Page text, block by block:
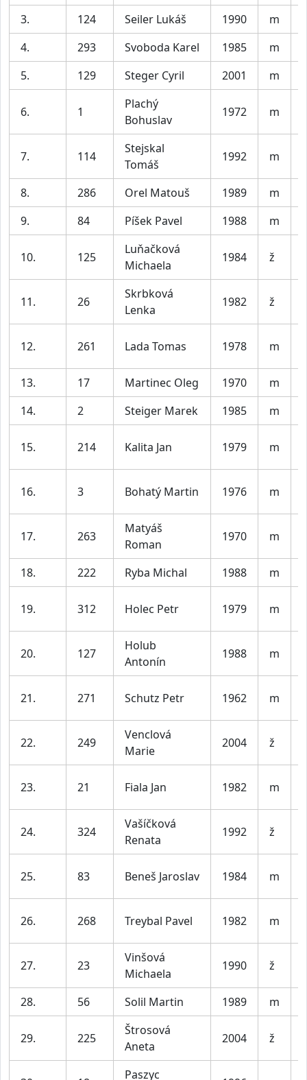
3. 124 Seiler Lukáš 1990 m
4.
293 Svoboda Karel 1985 m
5.
129 Steger Cyril 2001 m
6. 1
Plachý
Bohuslav
1972 m
7. 114
Stejskal
Tomáš
1992 m
8. 286 Orel Matouš 1989 m
9.
84 Píšek Pavel 1988 m
10. 125
Luňačková
Michaela
1984 ž
11. 26
Skrbková
Lenka
1982 ž
12. 261 Lada Tomas 1978 m
13.
17 Martinec Oleg 1970 m
14.
2 Steiger Marek 1985 m
15. 214 Kalita Jan 1979 m
16. 3 Bohatý Martin 1976 m
17. 263
Matyáš
Roman
1970 m
18. 222 Ryba Michal 1988 m
19. 312 Holec Petr 1979 m
20. 127
Holub
Antonín
1988 m
21. 271 Schutz Petr 1962 m
22. 249
Venclová
Marie
2004 ž
23. 21 Fiala Jan 1982 m
24. 324
Vašíčková
Renata
1992 ž
25. 83 Beneš Jaroslav 1984 m
26. 268 Treybal Pavel 1982 m
27. 23
Vinšová
Michaela
1990 ž
28. 56 Solil Martin 1989 m
29. 225
Štrosová
Aneta
2004 ž
Paszyc